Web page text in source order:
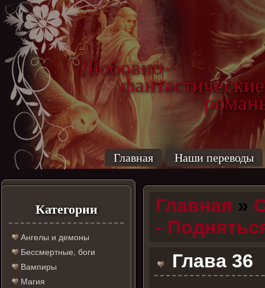
Любовно-
фантастические
Главная Наши переводы
Категории
Ангелы и демоны
Бессмертные, боги
Вампиры
Магия
Главная »
-
Глава 36